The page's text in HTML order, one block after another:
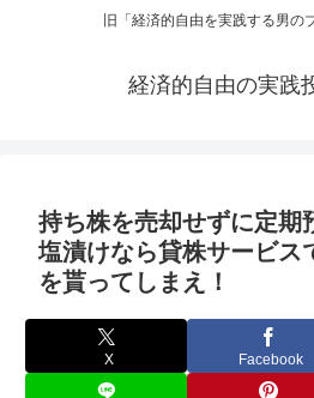
旧「経済的自由を実践する男の
経済的自由の実践
持ち株を売却せずに定期
塩漬けなら貸株サービス
を貰ってしまえ！
X Facebook